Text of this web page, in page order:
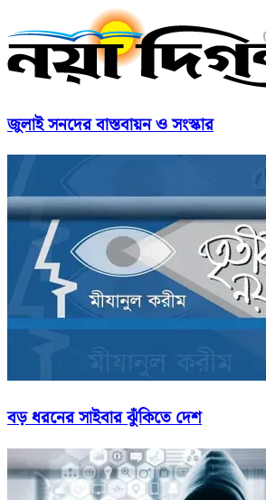
জুলাই সনদের বাস্তবায়ন ও সংস্কার
বড় ধরনের সাইবার ঝুঁকিতে দেশ